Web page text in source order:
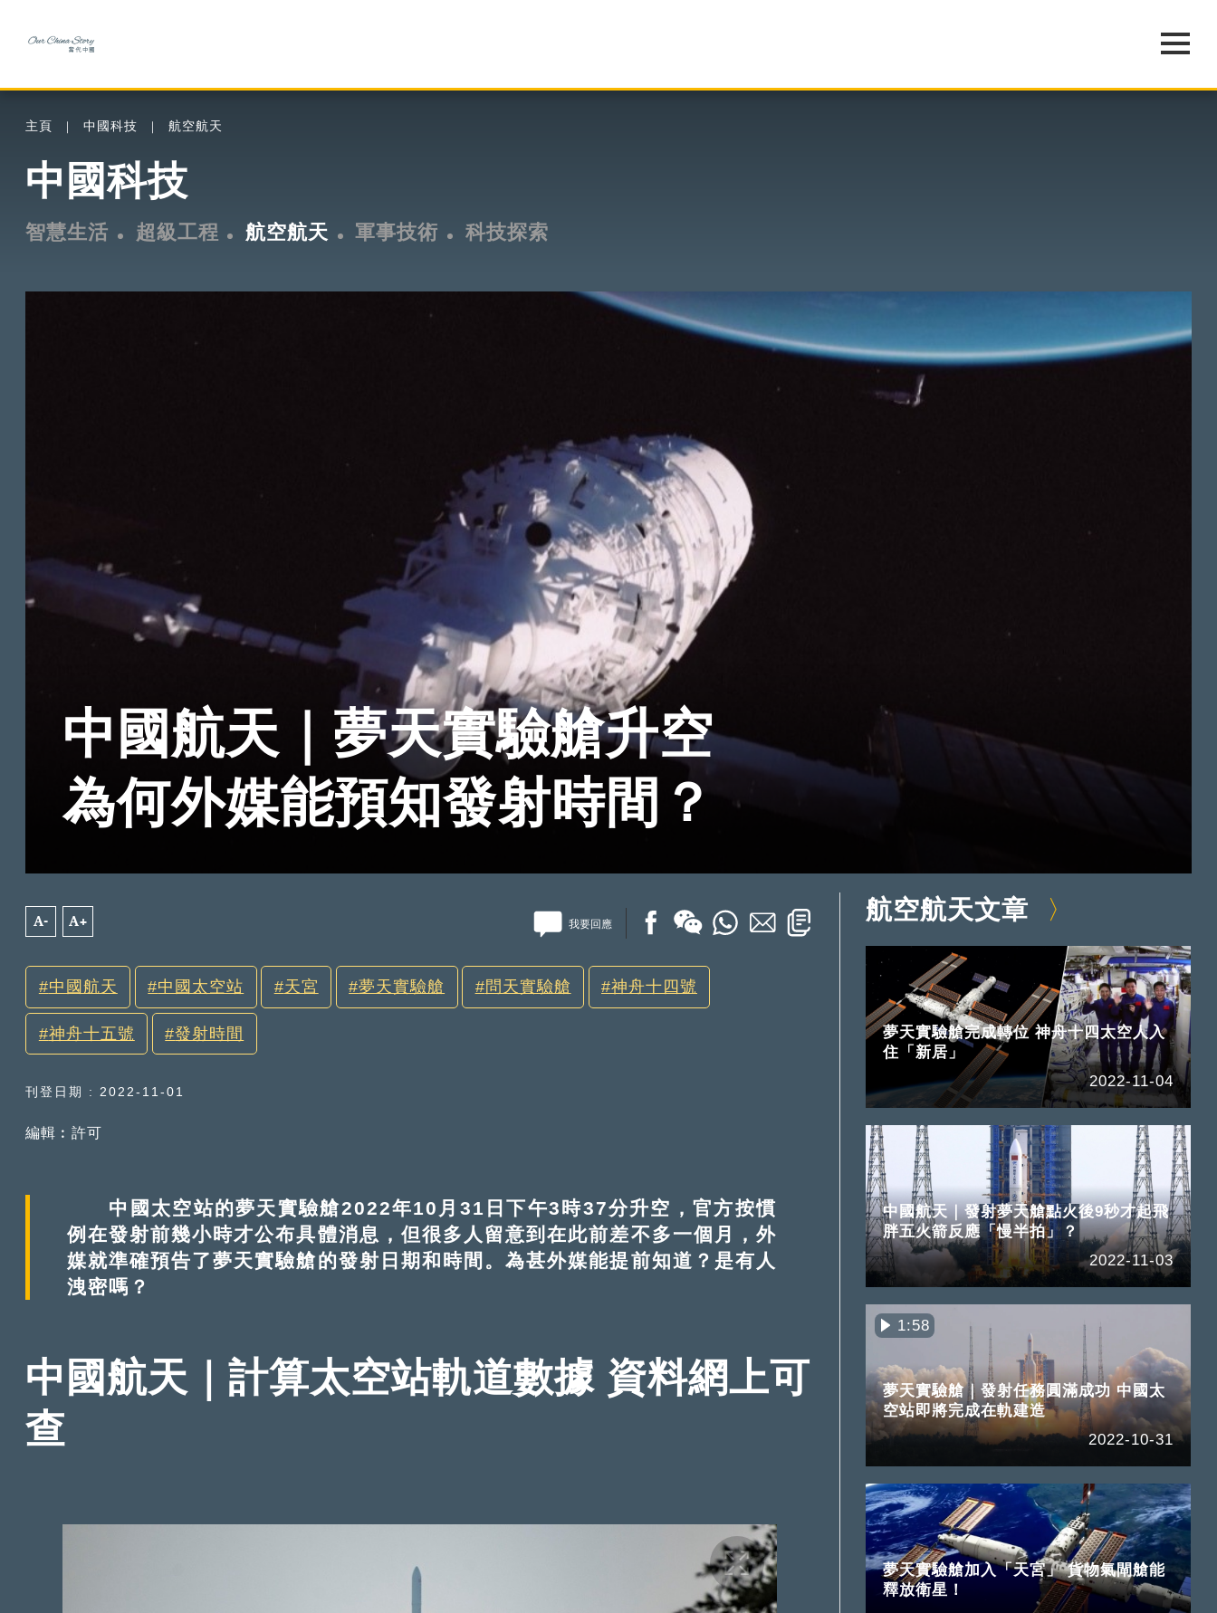
主頁 中國科技 航空航天
中國科技
智慧生活 超級工程 航空航天 軍事技術 科技探索
中國航天｜夢天實驗艙升空
為何外媒能預知發射時間？
A- A+ 我要回應
中國航天 中國太空站 天宮 夢天實驗艙 問天實驗艙 神舟十四號
神舟十五號 發射時間
刊登日期 : 2022-11-01
編輯︰許可
中國太空站的夢天實驗艙2022年10月31日下午3時37分升空，官方按慣
例在發射前幾小時才公布具體消息，但很多人留意到在此前差不多一個月，外
媒就準確預告了夢天實驗艙的發射日期和時間。為甚外媒能提前知道？是有人
洩密嗎？
中國航天｜計算太空站軌道數據 資料網上可
查
航空航天文章
夢天實驗艙完成轉位 神舟十四太空人入
住「新居」
2022-11-04
中國航天｜發射夢天艙點火後9秒才起飛
胖五火箭反應「慢半拍」？
2022-11-03
1:58
夢天實驗艙｜發射任務圓滿成功 中國太
空站即將完成在軌建造
2022-10-31
夢天實驗艙加入「天宮」 貨物氣閘艙能
釋放衛星！